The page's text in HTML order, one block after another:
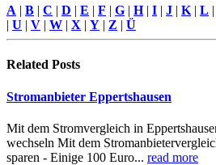
A | B | C | D | E | F | G | H| I | J | K | L |
| U | V | W | X | Y | Z | Ü
Related Posts
Stromanbieter Eppertshausen
Mit dem Stromvergleich in
wechseln Mit dem
sparen - Einige 100 Euro... read more